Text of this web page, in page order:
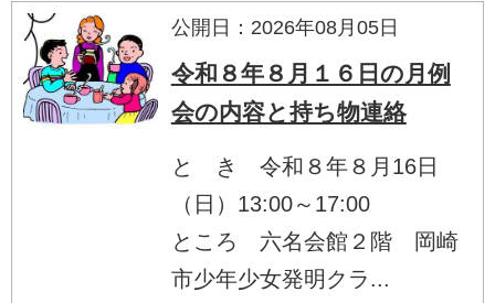
公開日：2026年08月05日
令和８年８月１６日の月例
会の内容と持ち物連絡
と き 令和８年８月16日
（日）13:00～17:00
ところ 六名会館２階 岡崎
市少年少女発明クラ...